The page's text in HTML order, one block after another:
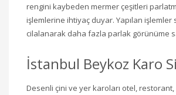
rengini kaybeden mermer çeşitleri
işlemlerine ihtiyaç duyar. Yapılan işlemler
cilalanarak daha fazla parlak görünüme
İstanbul Beykoz Karo
Desenli çini ve yer karoları otel,